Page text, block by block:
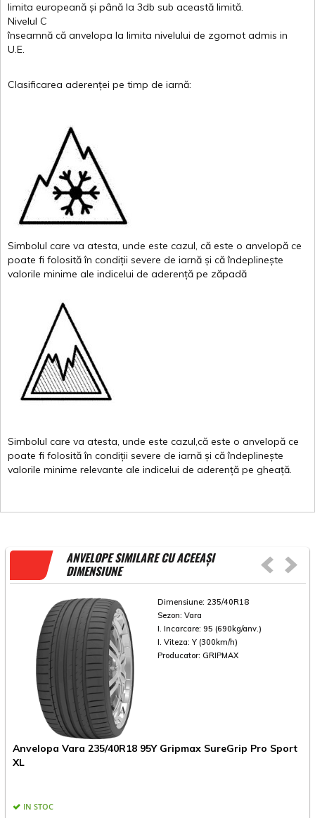
limita europeană și până la 3db sub această limită.
Nivelul C
înseamnă că anvelopa la limita nivelului de zgomot admis in
U.E.
Clasificarea aderenței pe timp de iarnă:
Simbolul care va atesta, unde este cazul, că este o anvelopă ce
poate fi folosită în condiții severe de iarnă și că îndeplinește
valorile minime ale indicelui de aderență pe zăpadă
Simbolul care va atesta, unde este cazul,că este o anvelopă ce
poate fi folosită în condiții severe de iarnă și că îndeplinește
valorile minime relevante ale indicelui de aderență pe gheață.
ANVELOPE SIMILARE CU ACEEAȘI
DIMENSIUNE
Dimensiune: 235/40R18
Sezon: Vara
I. Incarcare: 95 (690kg/anv.)
I. Viteza: Y (300km/h)
Producator: GRIPMAX
Anvelopa Vara 235/40R18 95Y Gripmax SureGrip Pro Sport
XL
IN STOC